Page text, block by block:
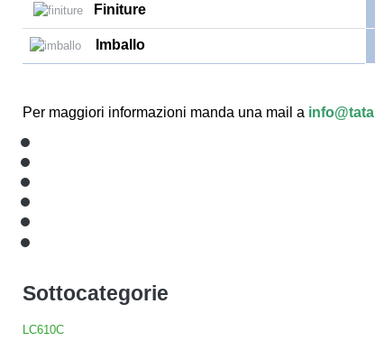
Finiture
Imballo
Per maggiori informazioni manda una mail a
Sottocategorie
LC610C